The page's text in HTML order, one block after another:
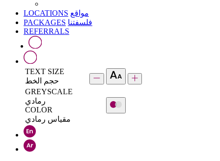
LOCATIONS مواقع
PACKAGES فلسفتنا
REFERRALS
TEXT SIZE
حجم الخط
GREYSCALE
رمادي
COLOR
مقياس رمادي